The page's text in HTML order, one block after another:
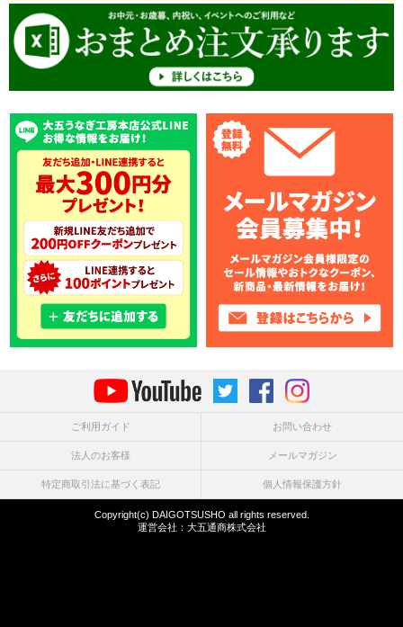
ご利用ガイド お問い合わせ
法人のお客様 メールマガジン
特定商取引法に基づく表記 個人情報保護方針
Copyright(c) DAIGOTSUSHO all rights reserved.
運営会社： 大五通商株式会社